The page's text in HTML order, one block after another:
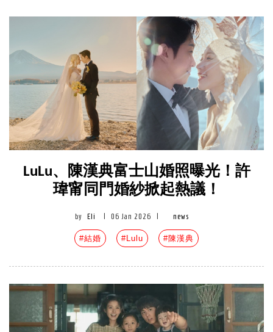
LuLu、陳漢典富士山婚照曝光！許
瑋甯同門婚紗掀起熱議！
by Eli 06 Jan 2026 news
#結婚 #Lulu #陳漢典